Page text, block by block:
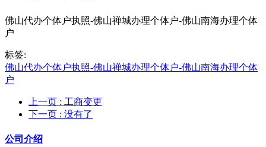
佛山代办个体户执照-佛山禅城办理个体户-佛山南海办理个体
户
标签:
佛山代办个体户执照-佛山禅城办理个体户-佛山南海办理个体
户
上一页 : 工商变更
下一页 : 没有了
公司介绍